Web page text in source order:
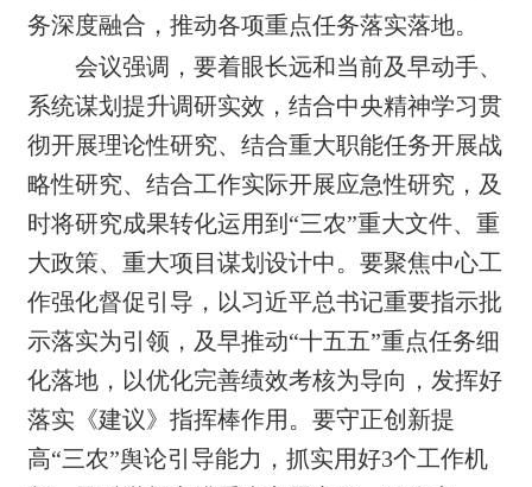
务深度融合 ，推动各项重点任务落实落地。
会议强调，要着眼长远和当前及早动手、
系统谋划提升调研实效 ，结合中央精神学习贯
彻开展理论性研究、结合重大职能任务开展战
略性研究、结合工作实际开展应急性研究， 及
时将研究成果转化运用到 “三农”重大文件、重
大政策、重大项目谋划设计中。要聚焦中心工
作强化督促引导，以习近平总书记重要指示批
示落实为引领，及早推动“十五五”重点任务细
化落地，以优化完善绩效考核为导向，发挥好
落实《建议》指挥棒作用。要守正创新提
高“三农”舆论引 导能力，抓实用好3个工作机